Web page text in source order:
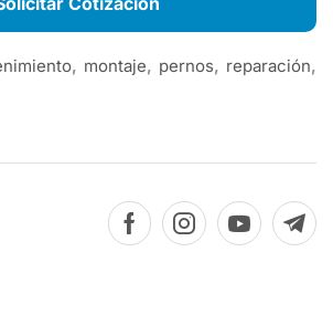
, montaje, pernos, reparación,